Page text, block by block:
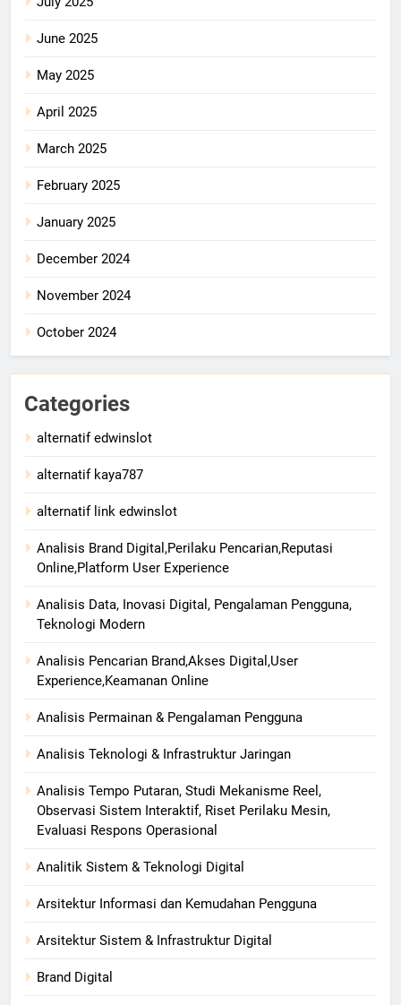
June 2025
May 2025
April 2025
March 2025
February 2025
January 2025
December 2024
November 2024
October 2024
Categories
alternatif edwinslot
alternatif kaya787
alternatif link edwinslot
Analisis Brand Digital,Perilaku Pencarian,Reputasi
Online,Platform User Experience
Analisis Data, Inovasi Digital, Pengalaman Pengguna,
Teknologi Modern
Analisis Pencarian Brand,Akses Digital,User
Experience,Keamanan Online
Analisis Permainan & Pengalaman Pengguna
Analisis Teknologi & Infrastruktur Jaringan
Analisis Tempo Putaran, Studi Mekanisme Reel,
Observasi Sistem Interaktif, Riset Perilaku Mesin,
Evaluasi Respons Operasional
Analitik Sistem & Teknologi Digital
Arsitektur Informasi dan Kemudahan Pengguna
Arsitektur Sistem & Infrastruktur Digital
Brand Digital